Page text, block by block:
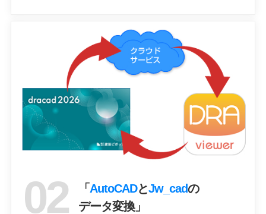
「 AutoCADとJw_cadの
データ変換」